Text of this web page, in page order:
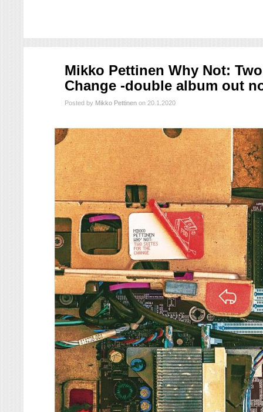
Mikko Pettinen Why Not:
Change -double album out
Posted by Mikko Pettinen on 20.1.2020